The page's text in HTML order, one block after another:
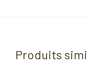
Produits